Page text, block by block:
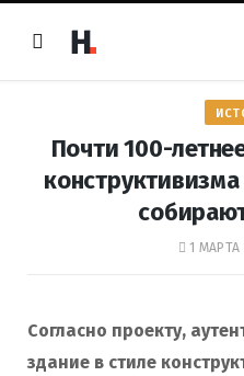
Почти 100-
1 МАРТА
Согласно проекту,
здание в стиле